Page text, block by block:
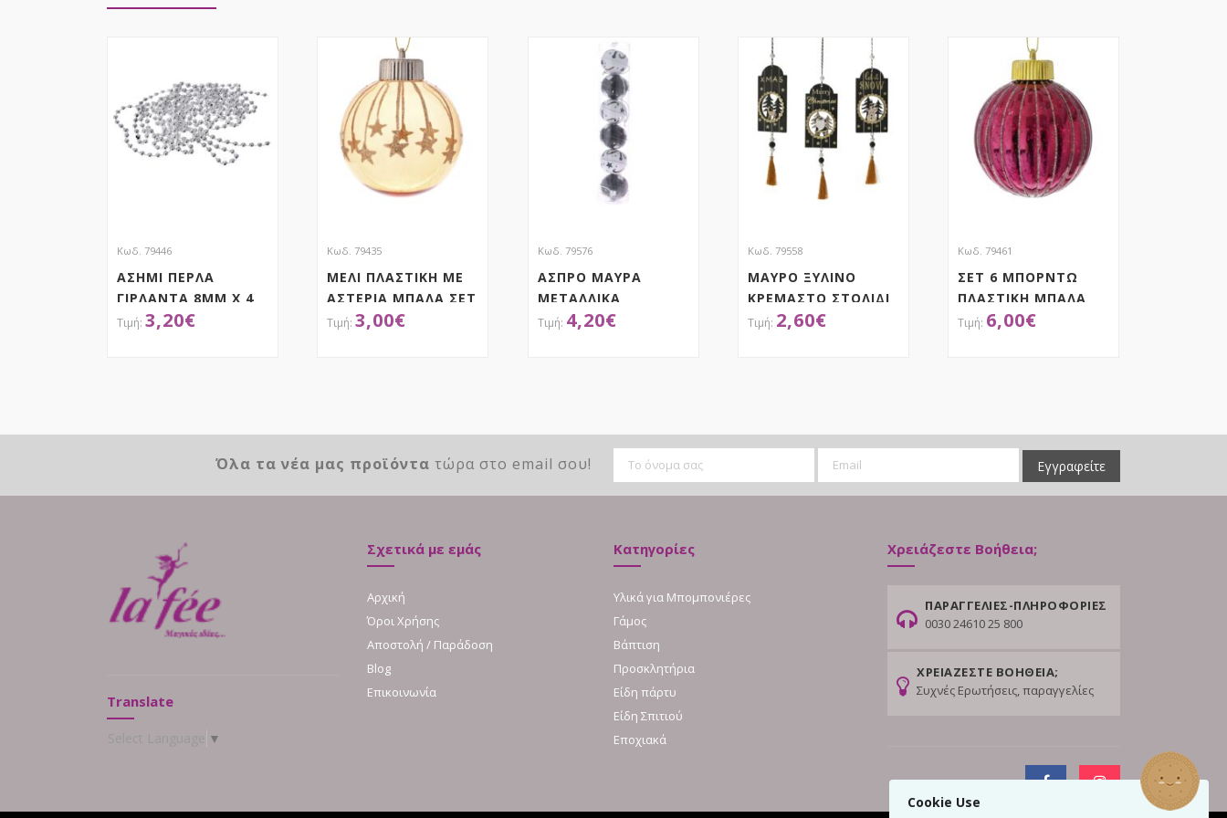
Cookie Use
Κωδ. 79446
ΑΣΗΜΙ ΠΕΡΛΑ
ΓΙΡΛΑΝΤΑ 8ΜΜ Χ 4
ΜΕΤΡΑ
3,20€
Κωδ. 79435
ΜΕΛΙ ΠΛΑΣΤΙΚΗ ΜΕ
ΑΣΤΕΡΙΑ ΜΠΑΛΑ ΣΕΤ
6 8ΕΚ3,00€
Κωδ. 79576
ΑΣΠΡΟ ΜΑΥΡΑ
ΜΕΤΑΛΛΙΚΑ
ΚΟΥΔΟΥΝΙΑ 5ΕΚ ΣΕΤ
4,20€
Κωδ. 79558
ΜΑΥΡΟ ΞΥΛΙΝΟ
ΚΡΕΜΑΣΤΟ ΣΤΟΛΙΔΙ
ΤΑΜΠΕΛΑ ΜΕ
2,60€
Κωδ. 79461
ΣΕΤ 6 ΜΠΟΡΝΤΩ
ΠΛΑΣΤΙΚΗ ΜΠΑΛΑ
8.5ΕΚ6,00€
Όλα τα νέα μας προϊόντα τώρα στο email σου! Εγγραφείτε
Translate
▼
Σχετικά με εμάς
Αρχική
Όροι Χρήσης
Αποστολή / Παράδοση
Blog
Επικοινωνία
Κατηγορίες
Υλικά για Μπομπονιέρες
Γάμος
Βάπτιση
Προσκλητήρια
Είδη πάρτυ
Είδη Σπιτιού
Εποχιακά
Χρειάζεστε Βοήθεια;
ΠΑΡΑΓΓΕΛΙΕΣ-ΠΛΗΡΟΦΟΡΙΕΣ
0030 24610 25 800
ΧΡΕΙΑΖΕΣΤΕ ΒΟΗΘΕΙΑ;
Συχνές Ερωτήσεις, παραγγελίες